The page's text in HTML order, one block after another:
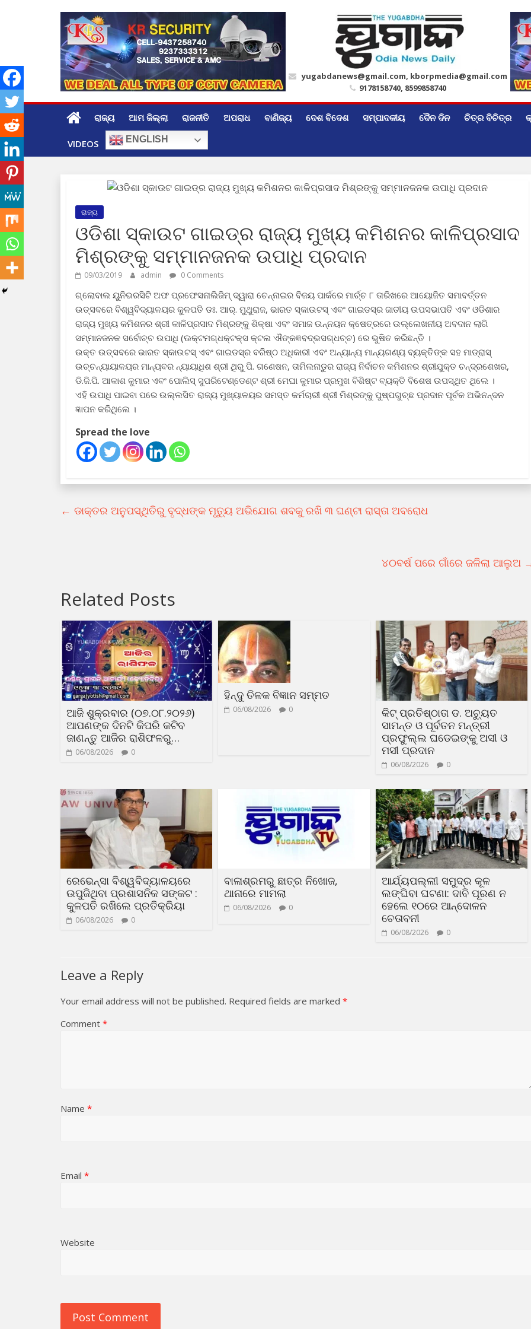
yugabdanews@gmail.com, kborpmedia@gmail.com
9178158740, 8599858740
ରାଜ୍ୟ ଆମ ଜିଲ୍ଲା ରାଜନୀତି ଅପରାଧ ବାଣିଜ୍ୟ ଦେଶ ବିଦେଶ ସମ୍ପାଦକୀୟ ଦୈନ ଦିନ ଚିତ୍ର ବିଚିତ୍ର
VIDEOS ENGLISH
ରାଜ୍ୟ
ଓଡିଶା ସ୍କାଉଟ ଗାଇଡ୍ର ରାଜ୍ୟ ମୁଖ୍ୟ କମିଶନର କାଳିପ୍ରସାଦ
ମିଶ୍ରଙ୍କୁ ସମ୍ମାନଜନକ ଉପାଧି ପ୍ରଦାନ
09/03/2019 admin 0 Comments
ଗ୍ଲୋବାଲ ୟୁନିଭରସିଟି ଅଫ ପ୍ରଫେସନାଲିଜିମ୍ ଦ୍ୱାରା ଚେନ୍ନାଇର ବିଜୟ ପାର୍କରେ ମାର୍ଚ୍ଚ ୮ ତାରିଖରେ ଆୟୋଜିତ ସମାବର୍ତ୍ତନ
ଉତ୍ସବରେ ବିଶ୍ୱବିଦ୍ୟାଳୟର କୁଳପତି ଡଃ. ଆର୍. ମୁଥୁରାଜ, ଭାରତ ସ୍କାଉଟସ୍ ଏବଂ ଗାଇଡସ୍ର ଜାତୀୟ ଉପସଭାପତି ଏବଂ ଓଡିଶାର
ରାଜ୍ୟ ମୁଖ୍ୟ କମିଶନର ଶ୍ରୀ କାଳିପ୍ରସାଦ ମିଶ୍ରଙ୍କୁ ଶିକ୍ଷା ଏବଂ ସମାଜ ଉନ୍ନୟନ କ୍ଷେତ୍ରରେ ଉଲ୍ଲେଖନୀୟ ଅବଦାନ ଲାଗି
ସମ୍ମାନଜନକ ସର୍ବୋଚ୍ଚ ଉପାଧି (ଊକ୍ଟମଗ୍ଧକ୍ଟକ୍ସ କ୍ଟଲ ଐଙ୍କଜ୍ଞବଦ୍ଭସଗ୍ଧଚ୍ଚ) ରେ ଭୁଷିତ କରିଛନ୍ତି ।
ଉକ୍ତ ଉତ୍ସବରେ ଭାରତ ସ୍କାଉଟସ୍ ଏବଂ ଗାଇଡସ୍ର ବରିଷ୍ଠ ଅଧିକାରୀ ଏବଂ ଅନ୍ୟାନ୍ୟ ମାନ୍ୟଗଣ୍ୟ ବ୍ୟକ୍ତିଙ୍କ ସହ ମାଡ୍ରାସ୍
ଉଚ୍ଚନ୍ୟାୟାଳୟର ମାନ୍ୟବର ନ୍ୟାୟାଧିଶ ଶ୍ରୀ ଥିରୁ ପି. ଗଣେଷନ, ତାମିଲନାଡୁର ରାଜ୍ୟ ନିର୍ବାଚନ କମିଶନର ଶ୍ରୀଯୁକ୍ତ ଚନ୍ଦ୍ରଶେଖର,
ଡି.ଜି.ପି. ଆକାଶ କୁମାର ଏବଂ ପୋଲିସ୍ ସୁପରିଟେଣ୍ଡେଣ୍ଟ ଶ୍ରୀ ମେଘା କୁମାର ପ୍ରମୁଖ ବିଶିଷ୍ଟ ବ୍ୟକ୍ତି ବିଶେଷ ଉପସ୍ଥିତ ଥିଲେ ।
ଏହି ଉପାଧି ପାଇବା ପରେ ଉଲ୍ଲସିତ ରାଜ୍ୟ ମୁଖ୍ୟାଳୟର ସମସ୍ତ କର୍ମଚାରୀ ଶ୍ରୀ ମିଶ୍ରଙ୍କୁ ପୁଷ୍ପଗୁଚ୍ଛ ପ୍ରଦାନ ପୂର୍ବକ ଅଭିନନ୍ଦନ
ଜ୍ଞାପନ କରିଥିଲେ ।
Spread the love
← ଡାକ୍ତର ଅନୁପସ୍ଥିତିରୁ ବୃଦ୍ଧଙ୍କ ମୃତ୍ୟୁ ଅଭିଯୋଗ ଶବକୁ ରଖି ୩ ଘଣ୍ଟା ରାସ୍ତା ଅବରୋଧ
୪୦ବର୍ଷ ପରେ ଗାଁରେ ଜଳିଲା ଆଲୁଅ
Related Posts
ଆଜି ଶୁକ୍ରବାର (୦୭.୦୮.୨୦୨୬)
ଆପଣଙ୍କ ଦିନଟି କିପରି କଟିବ
ଜାଣନ୍ତୁ ଆଜିର ରାଶିଫଳରୁ…
06/08/2026 0
ହିନ୍ଦୁ ତିଳକ ବିଜ୍ଞାନ ସମ୍ମତ
06/08/2026 0
କିଟ୍ ପ୍ରତିଷ୍ଠାତା ଡ. ଅଚ୍ୟୁତ
ସାମନ୍ତ ଓ ପୂର୍ବତନ ମନ୍ତ୍ରୀ
ପ୍ରଫୁଲ୍ଲ ଘଡେଇଙ୍କୁ ଅସୀ ଓ
ମସୀ ପ୍ରଦାନ
06/08/2026 0
ରେଭେନ୍ସା ବିଶ୍ୱବିଦ୍ୟାଳୟରେ
ଉପୁଜିଥିବା ପ୍ରଶାସନିକ ସଙ୍କଟ :
କୁଳପତି ରଖିଲେ ପ୍ରତିକ୍ରିୟା
06/08/2026 0
ବାଳାଶ୍ରମରୁ ଛାତ୍ର ନିଖୋଜ,
ଥାନାରେ ମାମଲା
06/08/2026 0
ଆର୍ଯ୍ୟପଲ୍ଲୀ ସମୁଦ୍ର କୂଳ
ଲଙ୍ଘିବା ଘଟଣା: ଦାବି ପୂରଣ ନ
ହେଲେ ୧୦ରେ ଆନ୍ଦୋଳନ
ଚେତାବନୀ
06/08/2026 0
Leave a Reply
Your email address will not be published. Required fields are marked *
Comment *
Name *
Email *
Website